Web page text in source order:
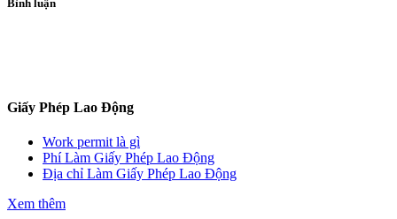
Bình luận
Giấy Phép Lao Động
Work permit là gì
Phí Làm Giấy Phép Lao Động
Địa chỉ Làm Giấy Phép Lao Động
Xem thêm